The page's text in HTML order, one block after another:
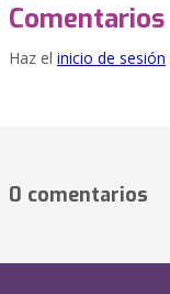
Comentarios
Haz el inicio de sesión
0 comentarios